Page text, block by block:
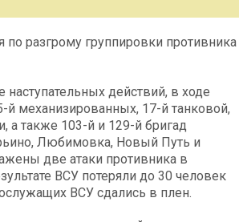
разгрому группировки противника
действий, в ходе
механизированных, 17-й танковой,
а также 103-й и 129-й бригад
Любимовка, Новый Путь и
две атаки противника в
ВСУ потеряли до 30 человек
ВСУ сдались в плен.